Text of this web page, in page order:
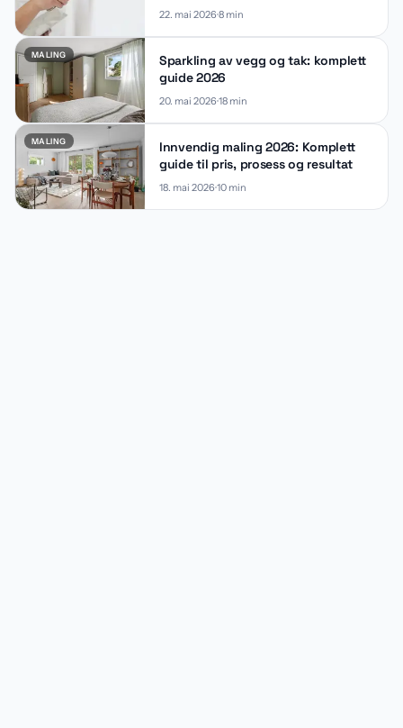
22. mai 2026 8 min
MALING
Sparkling av vegg og tak: komplett
guide 2026
20. mai 2026 18 min
MALING
Innvendig maling 2026: Komplett
guide til pris, prosess og resultat
18. mai 2026 10 min